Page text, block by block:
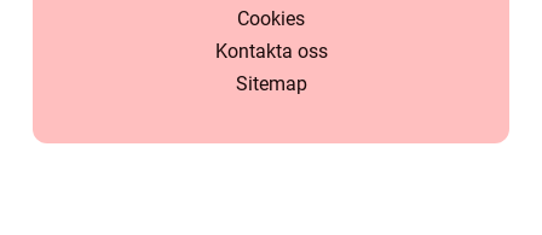
Cookies
Kontakta oss
Sitemap